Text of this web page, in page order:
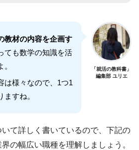
教材の内容を企画す
ても数学の知識を活
は様々なので、1つ1
すね。
「就活の教科書」
編集部 ユリエ
て詳しく書いているので、下記の
の幅広い職種を理解しましょう。